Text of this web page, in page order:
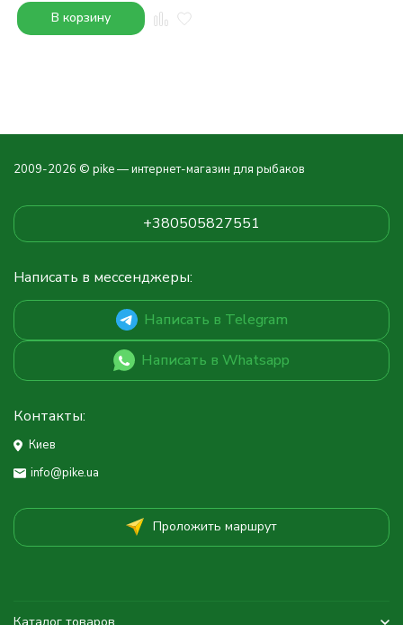
В корзину
2009-2026 © pike — интернет-магазин для рыбаков
+380505827551
Написать в мессенджеры:
Написать в Telegram
Написать в Whatsapp
Контакты:
Киев
info@pike.ua
Проложить маршрут